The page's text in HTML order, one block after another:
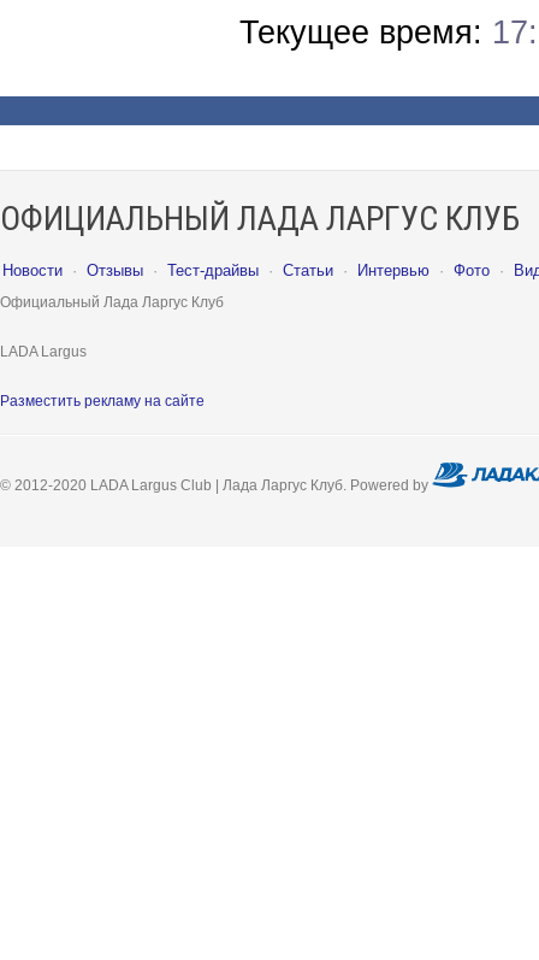
Текущее время:
ОФИЦИАЛЬНЫЙ ЛАДА ЛАРГУС КЛУБ
Новости · Отзывы · Тест-драйвы · Статьи · Интервью · Фото ·
Официальный Лада Ларгус Клуб
LADA Largus
Разместить рекламу на сайте
© 2012-2020 LADA Largus Club | Лада Ларгус Клуб. Powered by